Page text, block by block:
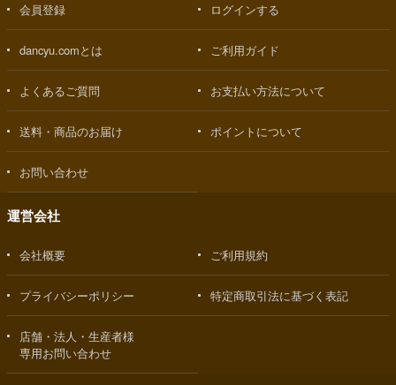
会員登録 ログインする
dancyu.comとは ご利用ガイド
よくあるご質問 お支払い方法について
送料・商品のお届け ポイントについて
お問い合わせ
運営会社
会社概要 ご利用規約
プライバシーポリシー 特定商取引法に基づく表記
店舗・法人・生産者様
専用お問い合わせ